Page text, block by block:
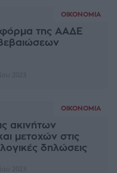
ΟΙΚΟΝΟΜΊΑ
της ΑΑΔΕ
ΟΙΚΟΝΟΜΊΑ
ακινήτων
μετοχών στις
δηλώσεις